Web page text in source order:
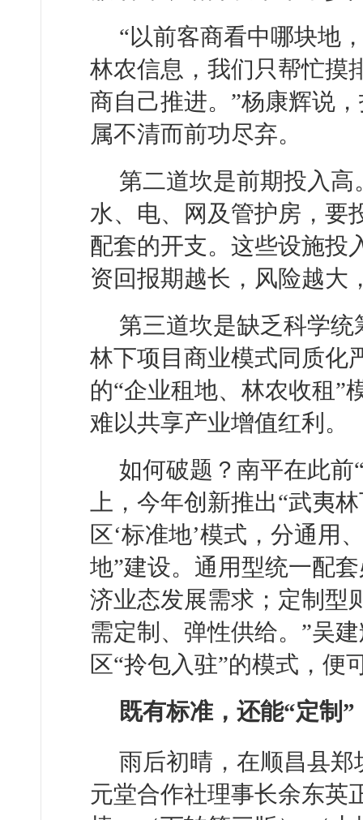
“以前客商看中哪块地
林农信息，我们只帮忙摸
商自己推进。”杨康辉说
属不清而前功尽弃。
第二道坎是前期投入
水、电、网及管护房，要
配套的开支。这些设施投
资回报期越长，风险越大
第三道坎是缺乏科学
林下项目商业模式同质化
的“企业租地、林农收租”
难以共享产业增值红利。
如何破题？南平在此前
上，今年创新推出“武夷
区‘标准地’模式，分通用
地”建设。通用型统一配
济业态发展需求；定制型
需定制、弹性供给。”吴
区“拎包入驻”的模式，便
既有标准，还能“定制”
雨后初晴，在顺昌县
元堂合作社理事长余东英